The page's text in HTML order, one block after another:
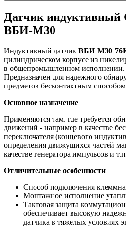
Датчик
ВБИ-М30
Индуктивный датчик ВБИ-М30-
цилиндрическом корпусе из
в общепромышленном исполнении.
Предназначен для надежного
предметов бесконтактным
Основное назначение
Применяются там, где требуется
движений - например в качестве
переключателя (концевого
определения движущихся частей
качестве генератора импульсов и
Отличительные особенности
Способ подключения
Монтажное исполнение
Тактовая защита
обеспечивает высокую
датчика в тяжелых условиях